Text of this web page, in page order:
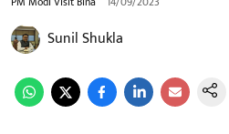
Sunil Shukla